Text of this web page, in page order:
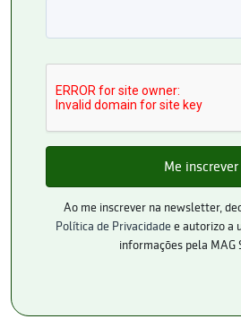
Ao me inscrever na newsletter,
Política de Privacidade e autorizo a
informações pela MAG